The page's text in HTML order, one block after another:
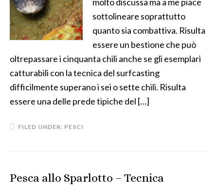
sottolineare soprattutto
quanto sia combattiva. Risulta
essere un bestione che può
oltrepassare i cinquanta chili anche se gli esemplari
catturabili con la tecnica del surfcasting
difficilmente superano i sei o sette chili. Risulta
essere una delle prede tipiche del […]
FILED UNDER: PESCI
Pesca allo Sparlotto – Tecnica